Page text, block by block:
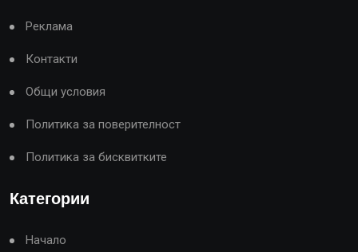
Реклама
Контакти
Общи условия
Политика за поверителност
Политика за бисквитките
Категории
Начало